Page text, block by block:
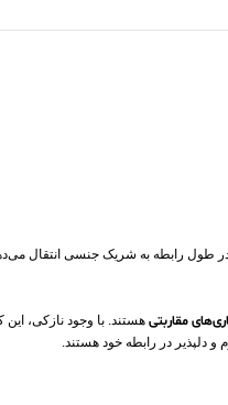
طول رابطه به شریک جنسی انتقال
مقاربتی هستند. با وجود نازکی، این
دلپذیر در رابطه خود هستند.